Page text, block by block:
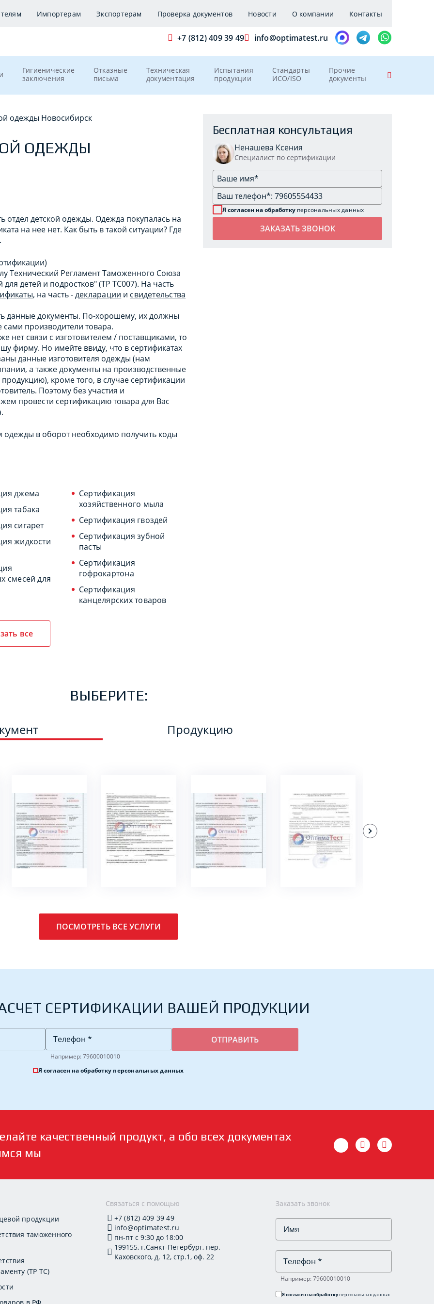
Импортерам Экспортерам Проверка документов Новости О компании Контакты
+7 (812) 409 39 49 info@optimatest.ru
Гигиенические
заключения
Отказные
письма
Техническая
документация
Испытания
продукции
Стандарты
ИСО/ISO
Прочие
документы
одежды Новосибирск
ОДЕЖДЫ
отдел детской одежды. Одежда покупалась на
на нее нет. Как быть в такой ситуации? Где
Технический Регламент Таможенного Союза
детей и подростков" (ТР ТС007). На часть
, на часть -декларации и свидетельства
данные документы. По-хорошему, их должны
производители товара.
нет связи с изготовителем / поставщиками, то
фирму. Но имейте ввиду, что в сертификатах
данные изготовителя одежды (нам
а также документы на производственные
кроме того, в случае сертификации
Поэтому без участия и
провести сертификацию товара для Вас
в оборот необходимо получить коды
джема
табака
сигарет
жидкости
смесей для
Сертификация
хозяйственного мыла
Сертификация гвоздей
Сертификация зубной
пасты
Сертификация
гофрокартона
Сертификация
канцелярских товаров
все
Бесплатная консультация
Ненашева Ксения
Специалист по сертификации
Я согласен на обработку персональных данных
ВЫБЕРИТЕ:
Продукцию
ПОДРОБНЕЕ ПОДРОБНЕЕ ПОДРОБНЕЕ ПОДРОБНЕЕ
ПОСМОТРЕТЬ ВСЕ УСЛУГИ
СЕРТИФИКАЦИИ ВАШЕЙ ПРОДУКЦИИ
Например: 79600010010
Я согласен на обработку персональных данных
качественный продукт, а обо всех документах
мы
продукции
таможенного
(ТР ТС)
Связаться с помощью
+7 (812) 409 39 49
info@optimatest.ru
пн-пт с 9:30 до 18:00
199155, г.Санкт-Петербург, пер.
Каховского, д. 12, стр.1, оф. 22
Заказать звонок
Например: 79600010010
Я согласен на обработкуперсональных данных